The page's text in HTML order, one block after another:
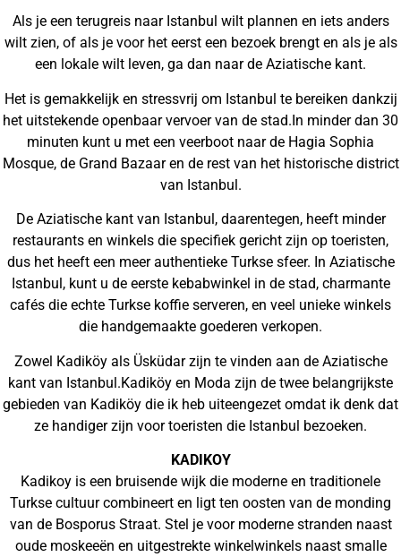
Als je een terugreis naar Istanbul wilt plannen en iets anders
wilt zien, of als je voor het eerst een bezoek brengt en als je als
een lokale wilt leven, ga dan naar de Aziatische kant.
Het is gemakkelijk en stressvrij om Istanbul te bereiken dankzij
het uitstekende openbaar vervoer van de stad.In minder dan 30
minuten kunt u met een veerboot naar de Hagia Sophia
Mosque, de Grand Bazaar en de rest van het historische district
van Istanbul.
De Aziatische kant van Istanbul, daarentegen, heeft minder
restaurants en winkels die specifiek gericht zijn op toeristen,
dus het heeft een meer authentieke Turkse sfeer. In Aziatische
Istanbul, kunt u de eerste kebabwinkel in de stad, charmante
cafés die echte Turkse koffie serveren, en veel unieke winkels
die handgemaakte goederen verkopen.
Zowel Kadiköy als Üsküdar zijn te vinden aan de Aziatische
kant van Istanbul.Kadiköy en Moda zijn de twee belangrijkste
gebieden van Kadiköy die ik heb uiteengezet omdat ik denk dat
ze handiger zijn voor toeristen die Istanbul bezoeken.
KADIKOY
Kadikoy is een bruisende wijk die moderne en traditionele
Turkse cultuur combineert en ligt ten oosten van de monding
van de Bosporus Straat. Stel je voor moderne stranden naast
oude moskeeën en uitgestrekte winkelwinkels naast smalle